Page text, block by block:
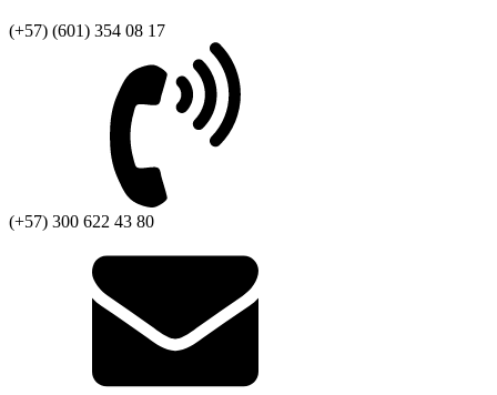
(+57) (601) 354 08 17
(+57) 300 622 43 80